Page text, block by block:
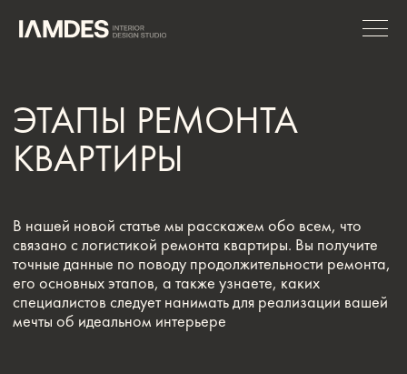
КВАРТИРЫ
В нашей новой статье мы расскажем обо всем, что
связано с логистикой ремонта квартиры. Вы получите
мечты об идеальном интерьере
ЗАПИСАТЬСЯ НА КОНСУЛЬТАЦИЮ